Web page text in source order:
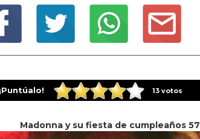
13 votos
Madonna y su fiesta de cumpleaños 57